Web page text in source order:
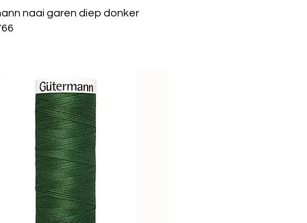
naai garen diep donker